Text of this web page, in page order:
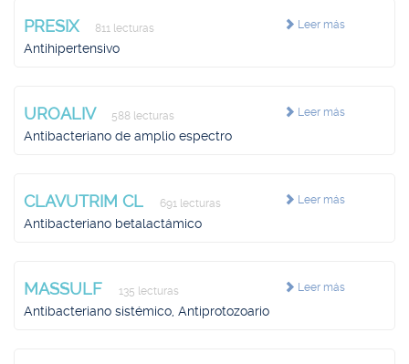
Leer más
PRESIX 811 lecturas
Antihipertensivo
Leer más
UROALIV 588 lecturas
Antibacteriano de amplio espectro
Leer más
CLAVUTRIM CL 691 lecturas
Antibacteriano betalactámico
Leer más
MASSULF 135 lecturas
Antibacteriano sistémico, Antiprotozoario